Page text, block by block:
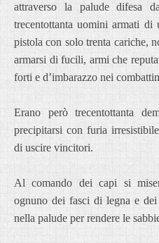
attraverso la palude difesa
trecentottanta uomini armati di
pistola con solo trenta cariche,
armarsi di fucili, armi che
forti e d’imbarazzo nei
Erano però trecentottanta
precipitarsi con furia
di uscire vincitori.
Al comando dei capi si
ognuno dei fasci di legna e dei
nella palude per rendere le